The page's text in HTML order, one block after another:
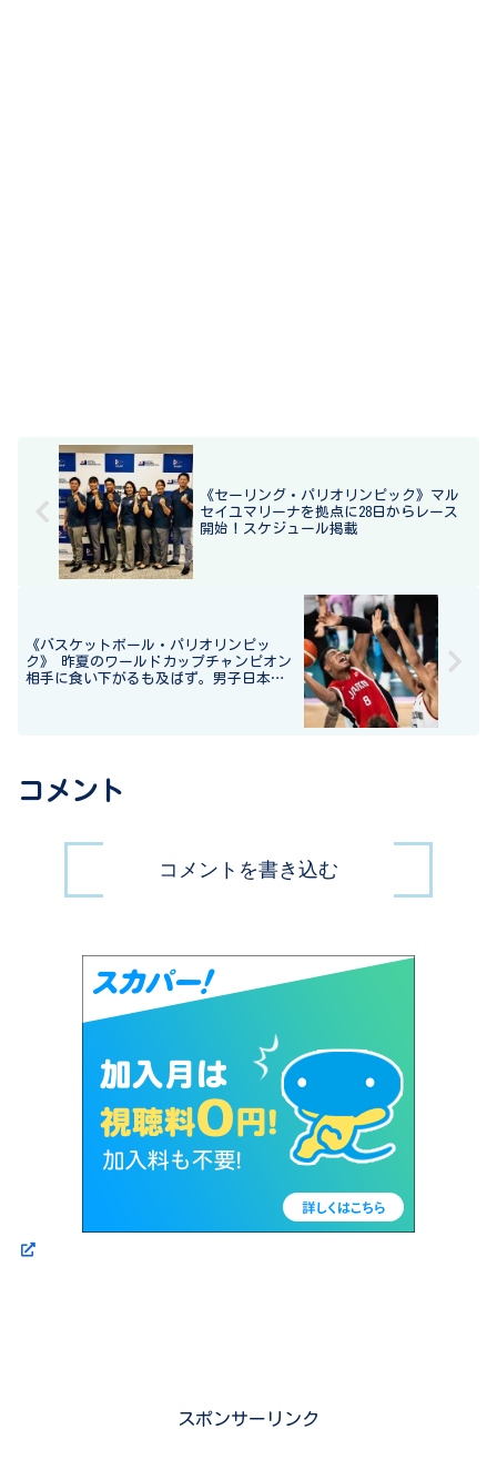
《セーリング・パリオリンピック》マル
セイユマリーナを拠点に28日からレース
開始！スケジュール掲載
《バスケットボール・パリオリンピッ
ク》 昨夏のワールドカップチャンピオン
相手に食い下がるも及ばず。男子日本代
コメント
コメントを書き込む
スポンサーリンク